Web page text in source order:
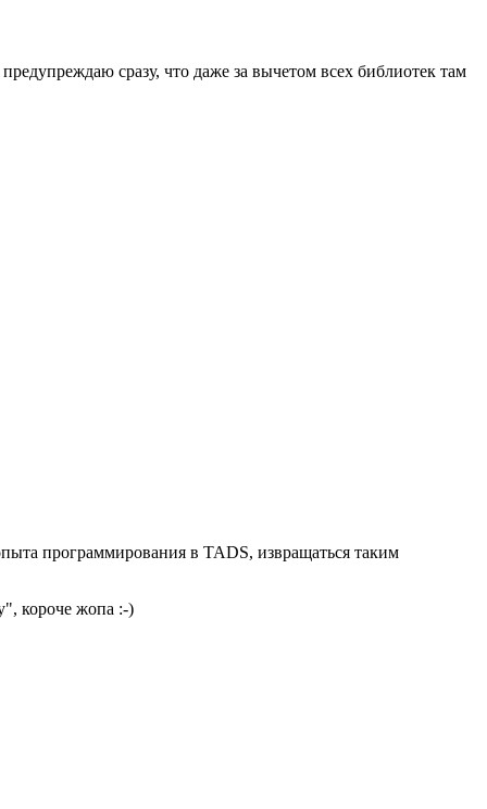
сразу, что даже за вычетом всех библиотек там
программирования в TADS, извращаться таким
короче жопа :-)